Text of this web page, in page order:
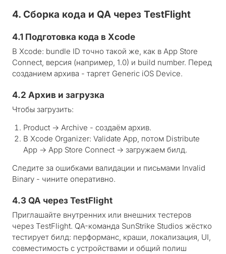
4. Сборка кода и QA через TestFlight
4.1 Подготовка кода в Xcode
В Xcode: bundle ID точно такой же, как в App Store
Connect, версия (например, 1.0) и build number. Перед
созданием архива - таргет Generic iOS Device.
4.2 Архив и загрузка
Чтобы загрузить:
Product → Archive - создаём архив.
В Xcode Organizer: Validate App, потом Distribute
App → App Store Connect → загружаем билд.
Следите за ошибками валидации и письмами Invalid
Binary - чините оперативно.
4.3 QA через TestFlight
Приглашайте внутренних или внешних тестеров
через TestFlight. QA-команда SunStrike Studios жёстко
тестирует билд: перформанс, краши, локализация, UI,
совместимость с устройствами и общий полиш